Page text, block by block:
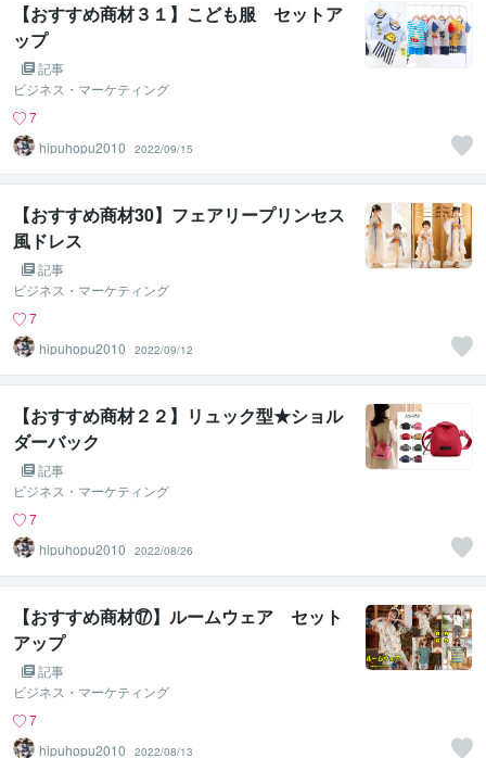
【おすすめ商材３１】こども服 セットア
ップ
記事
ビジネス・マーケティング
7
hipuhopu2010
2022/09/15
【おすすめ商材30】フェアリープリンセス
風ドレス
記事
ビジネス・マーケティング
7
hipuhopu2010
2022/09/12
【おすすめ商材２２】リュック型★ショル
ダーバック
記事
ビジネス・マーケティング
7
hipuhopu2010
2022/08/26
【おすすめ商材⑰】ルームウェア セット
アップ
記事
ビジネス・マーケティング
7
hipuhopu2010
2022/08/13